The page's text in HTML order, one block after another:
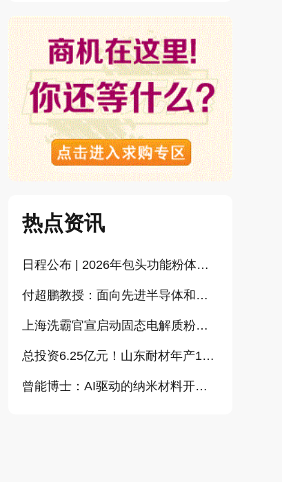
热点资讯
日程公布 | 2026年包头功能粉体论坛暨CEMIA粉体技术分会2026年会
付超鹏教授：面向先进半导体和大健康产业的高纯超细氧化铝研发（报告）
上海洗霸官宣启动固态电解质粉体产业化项目
总投资6.25亿元！山东耐材年产15万吨高科技新材料项目正式开工
曾能博士：AI驱动的纳米材料开发新范式技术研究及基地建设（报告）